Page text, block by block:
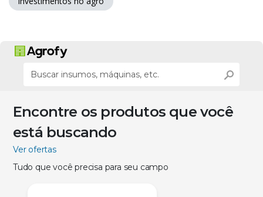
Encontre os produtos que você
está buscando
Ver ofertas
Tudo que você precisa para seu campo